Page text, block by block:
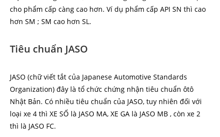
cho phẩm cấp càng cao hơn. Ví dụ phẩm cấp API SN thì cao
hơn SM ; SM cao hơn SL.
Tiêu chuẩn JASO
JASO (chữ viết tắt của Japanese Automotive Standards
Organization) đây là tổ chức chứng nhận tiêu chuẩn ôtô
Nhật Bản. Có nhiều tiêu chuẩn của JASO, tuy nhiên đối với
loại xe 4 thì XE SỐ là JASO MA, XE GA là JASO MB , còn xe 2
thì là JASO FC.